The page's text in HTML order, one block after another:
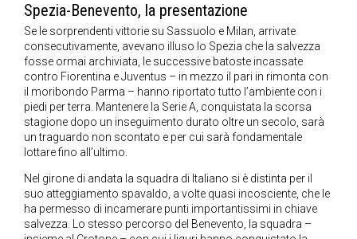
Spezia-Benevento, la presentazione
Se le sorprendenti vittorie su Sassuolo e Milan, arrivate
consecutivamente, avevano illuso lo Spezia che la salvezza
fosse ormai archiviata, le successive batoste incassate
contro Fiorentina e Juventus – in mezzo il pari in rimonta con
il moribondo Parma – hanno riportato tutto l’ambiente con i
piedi per terra. Mantenere la Serie A, conquistata la scorsa
stagione dopo un inseguimento durato oltre un secolo, sarà
un traguardo non scontato e per cui sarà fondamentale
lottare fino all’ultimo.
Nel girone di andata la squadra di Italiano si è distinta per il
suo atteggiamento spavaldo, a volte quasi incosciente, che le
ha permesso di incamerare punti importantissimi in chiave
salvezza. Lo stesso percorso del Benevento, la squadra –